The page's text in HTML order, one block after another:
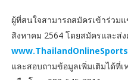
ผู้ที่สนใจสามารถสมัครเข้าร่วม
สิงหาคม 2564 โดยสมัครและส่
และสอบถามข้อมูลเพิ่มเติมได้ที่